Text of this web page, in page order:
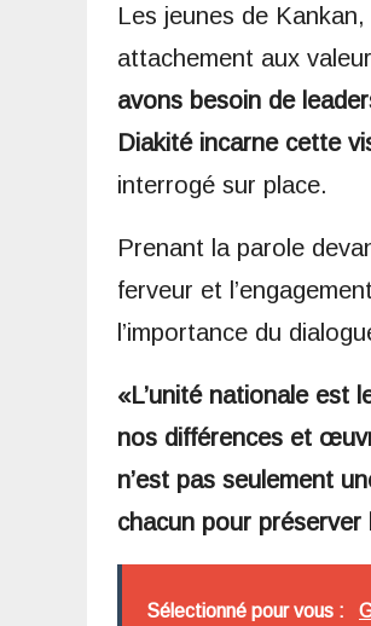
Les jeunes de
attachement aux
avons besoin de
Diakité incarne cette
interrogé sur place.
Prenant la parole
ferveur et
l’importance du
«L’unité nationale est
nos différences et
n’est pas seulement
chacun pour préserver
Sélectionné pour vous :